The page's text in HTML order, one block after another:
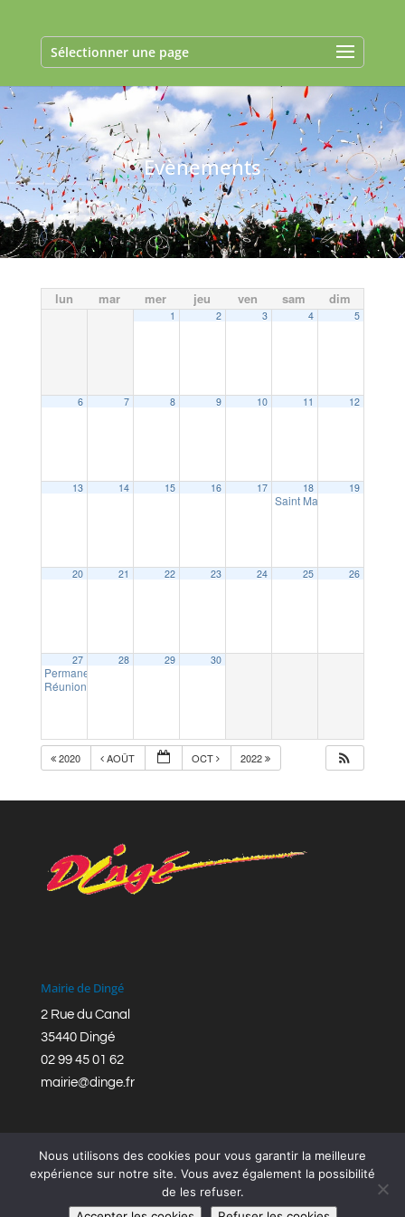
Sélectionner une page
Evènements
lun mar mer jeu ven sam dim
1 2 3 4 5
6 7 8 9 10 11 12
13 14 15 16 17 18
Saint Maurice
19
20 21 22 23 24 25 26
27
Permanence avocat conseil
Réunion publique lotissement Le domaine de Tanouarn
28 29 30
2020 AOÛT OCT 2022
Mairie de Dingé
2 Rue du Canal
35440 Dingé
02 99 45 01 62
mairie@dinge.fr
Réalisation © Mairie de Dingé,Bretagne Romantique
Nous utilisons des cookies pour vous garantir la meilleure
expérience sur notre site. Vous avez également la possibilité
de les refuser.